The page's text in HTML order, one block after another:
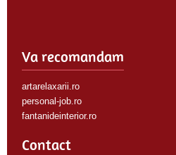
Va recomandam
artarelaxarii.ro
personal-job.ro
fantanideinterior.ro
Contact